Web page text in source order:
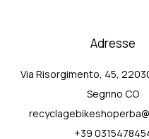
Adresse
Via Risorgimento, 45,
Segrino CO
+39